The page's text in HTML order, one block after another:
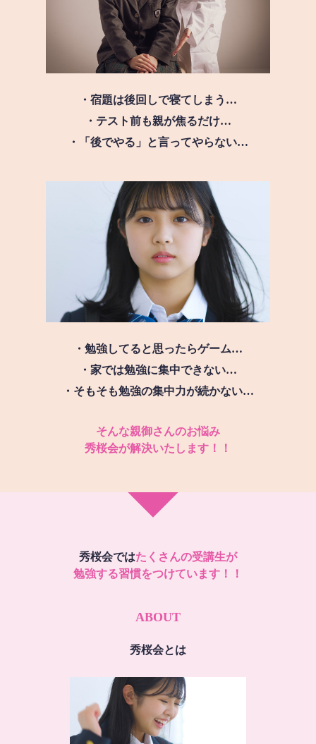
・宿題は後回しで寝てしまう…
・テスト前も親が焦るだけ…
・「後でやる」と言ってやらない…
・勉強してると思ったらゲーム…
・家では勉強に集中できない…
・そもそも勉強の集中力が続かない…
そんな親御さんのお悩み
秀桜会が解決いたします！！
秀桜会ではたくさんの受講生が
勉強する習慣をつけています！！
ABOUT
秀桜会とは